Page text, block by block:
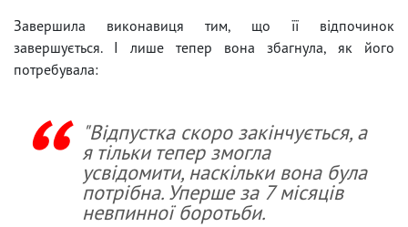
Завершила виконавиця тим, що її відпочинок
завершується. І лише тепер вона збагнула, як його
потребувала:
"Відпустка скоро закінчується, а
я тільки тепер змогла
усвідомити, наскільки вона була
потрібна. Уперше за 7 місяців
невпинної боротьби.